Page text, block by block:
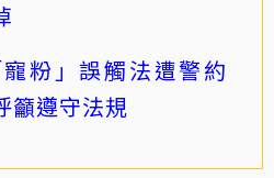
粉」誤觸法遭警約
籲遵守法規